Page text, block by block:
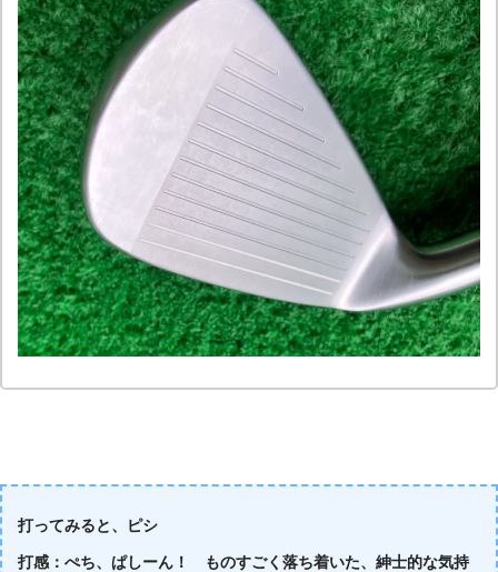
打ってみると、ピシ
打感：ぺち、ぱしーん！ ものすごく落ち着いた、紳士的な気持